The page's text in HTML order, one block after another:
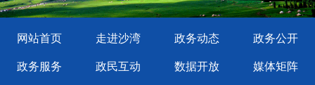
网站首页 走进沙湾 政务动态 政务公开
政务服务 政民互动 数据开放 媒体矩阵